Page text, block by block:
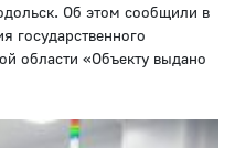
Об этом сообщили в
государственного
области «Объекту выдано